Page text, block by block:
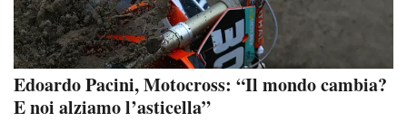
Edoardo Pacini, Motocross: “Il mondo cambia?
E noi alziamo l’asticella”